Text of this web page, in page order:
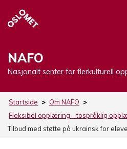
NAFO
Nasjonalt senter for flerkulturell
Startside > Om NAFO >
Fleksibel opplæring – tospråklig
Tilbud med støtte på ukrainsk for